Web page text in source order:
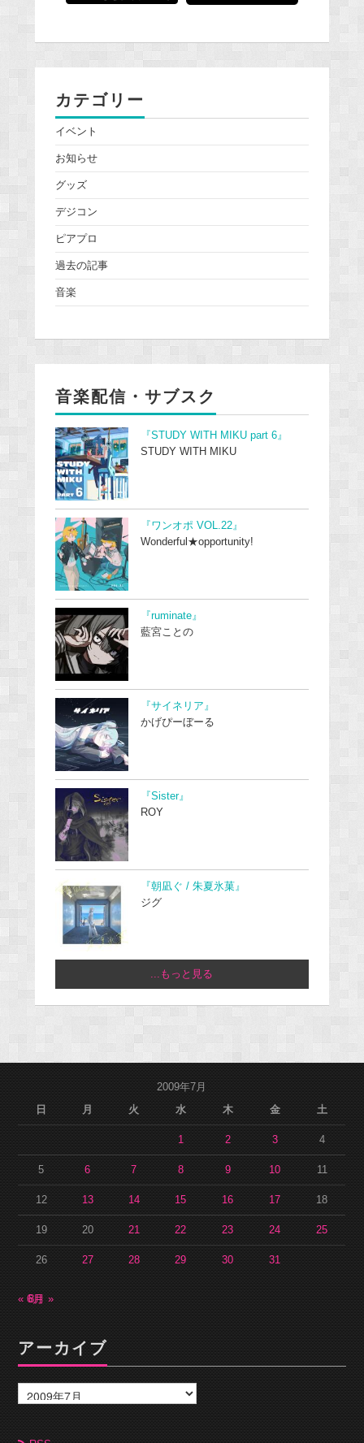
カテゴリー
イベント
お知らせ
グッズ
デジコン
ピアプロ
過去の記事
音楽
音楽配信・サブスク
『STUDY WITH MIKU part 6』
STUDY WITH MIKU
『ワンオポ VOL.22』
Wonderful★opportunity!
『ruminate』
藍宮ことの
『サイネリア』
かげぴーぼーる
『Sister』
ROY
『朝凪ぐ / 朱夏氷菓』
ジグ
...もっと見る
2009年7月
日
月 火 水 木 金 土
1 2 3 4
5 6 7 8 9 10 11
12 13 14 15 16 17 18
19 20 21 22 23 24 25
26 27 28 29 30 31
« 6月8月 »
アーカイブ
ー
カ
ブ